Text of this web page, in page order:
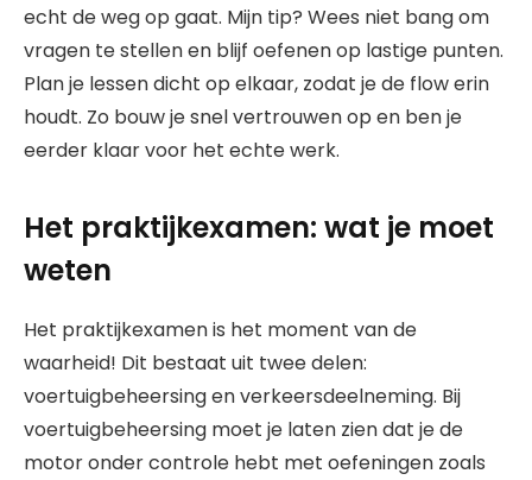
echt de weg op gaat. Mijn tip? Wees niet bang om
vragen te stellen en blijf oefenen op lastige punten.
Plan je lessen dicht op elkaar, zodat je de flow erin
houdt. Zo bouw je snel vertrouwen op en ben je
eerder klaar voor het echte werk.
Het praktijkexamen: wat je moet
weten
Het praktijkexamen is het moment van de
waarheid! Dit bestaat uit twee delen:
voertuigbeheersing en verkeersdeelneming. Bij
voertuigbeheersing moet je laten zien dat je de
motor onder controle hebt met oefeningen zoals